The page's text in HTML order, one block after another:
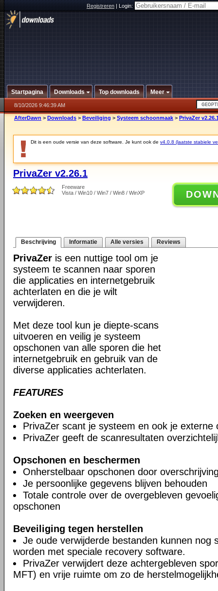
Registreren|Login:
Startpagina Downloads Top downloads Meer
8/10/2026 9:46:39 AM
AfterDawn > Downloads > Beveiliging > Systeem schoonmaak > PrivaZer
Dit is een oude versie van deze software. Je kunt ook de v4.0.8 (laatste stabiele
PrivaZer v2.26.1
Freeware
Vista / Win10 / Win7 / Win8 / WinXP
Beschrijving Informatie Alle versies Reviews
PrivaZer is een nuttige tool om je
systeem te scannen naar sporen
die applicaties en internetgebruik
achterlaten en die je wilt
verwijderen.
Met deze tool kun je diepte-scans
uitvoeren en veilig je systeem
opschonen van alle sporen die het
internetgebruik en gebruik van de
diverse applicaties achterlaten.
FEATURES
Zoeken en weergeven
PrivaZer scant je systeem en ook je externe
PrivaZer geeft de scanresultaten
Opschonen en beschermen
Onherstelbaar opschonen door
Je persoonlijke gegevens blijven behouden
Totale controle over de overgebleven
opschonen
Beveiliging tegen herstellen
Je oude verwijderde bestanden kunnen nog
worden met speciale recovery software.
PrivaZer verwijdert deze achtergebleven
MFT) en vrije ruimte om zo de